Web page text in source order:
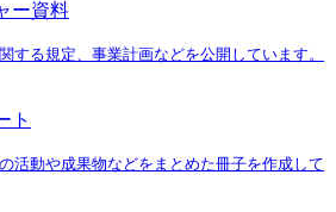
ー資料
する規定、事業計画などを公開しています。
ト
活動や成果物などをまとめた冊子を作成して